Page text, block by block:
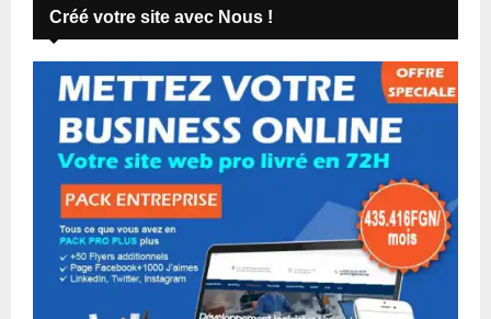
Créé votre site avec Nous !